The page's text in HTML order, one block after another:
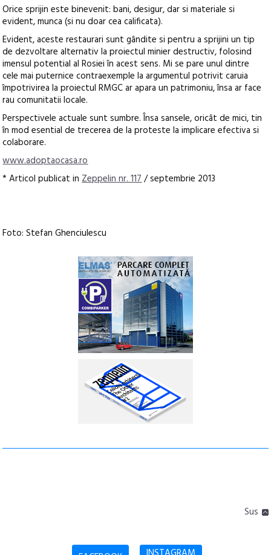
Orice sprijin este binevenit: bani, desigur, dar si materiale si
evident, munca (si nu doar cea calificata).
Evident, aceste restaurari sunt gândite si pentru a sprijini un tip
de dezvoltare alternativ la proiectul minier destructiv, folosind
imensul potential al Rosiei în acest sens. Mi se pare unul dintre
cele mai puternice contraexemple la argumentul potrivit caruia
împotrivirea la proiectul RMGC ar apara un patrimoniu, însa ar face
rau comunitatii locale.
Perspectivele actuale sunt sumbre. Însa sansele, oricât de mici, tin
în mod esential de trecerea de la proteste la implicare efectiva si
colaborare.
www.adoptaocasa.ro
* Articol publicat inZeppelin nr. 117/ septembrie 2013
Foto: Stefan Ghenciulescu
Sus